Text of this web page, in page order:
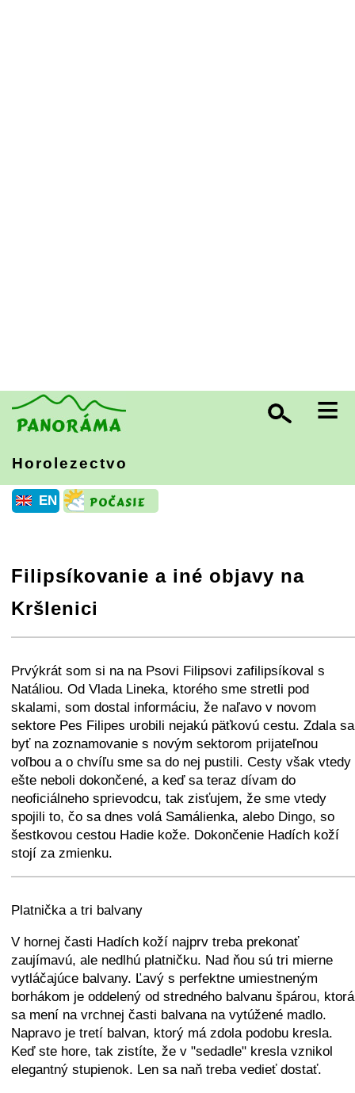
≡
Horolezectvo
EN
Filipsíkovanie a iné objavy na
Kršlenici
+ − ⛶
Prvýkrát som si na na Psovi Filipsovi zafilipsíkoval s
Natáliou. Od Vlada Lineka, ktorého sme stretli pod
skalami, som dostal informáciu, že naľavo v novom
sektore Pes Filipes urobili nejakú päťkovú cestu. Zdala sa
byť na zoznamovanie s novým sektorom prijateľnou
voľbou a o chvíľu sme sa do nej pustili. Cesty však vtedy
ešte neboli dokončené, a keď sa teraz dívam do
neoficiálneho sprievodcu, tak zisťujem, že sme vtedy
spojili to, čo sa dnes volá Samálienka, alebo Dingo, so
šestkovou cestou Hadie kože. Dokončenie Hadích koží
stojí za zmienku.
+ − ⛶
Platnička a tri balvany
V hornej časti Hadích koží najprv treba prekonať
zaujímavú, ale nedlhú platničku. Nad ňou sú tri mierne
vytláčajúce balvany. Ľavý s perfektne umiestneným
borhákom je oddelený od stredného balvanu špárou, ktorá
sa mení na vrchnej časti balvana na vytúžené madlo.
Napravo je tretí balvan, ktorý má zdola podobu kresla.
Keď ste hore, tak zistíte, že v "sedadle" kresla vznikol
elegantný stupienok. Len sa naň treba vedieť dostať.